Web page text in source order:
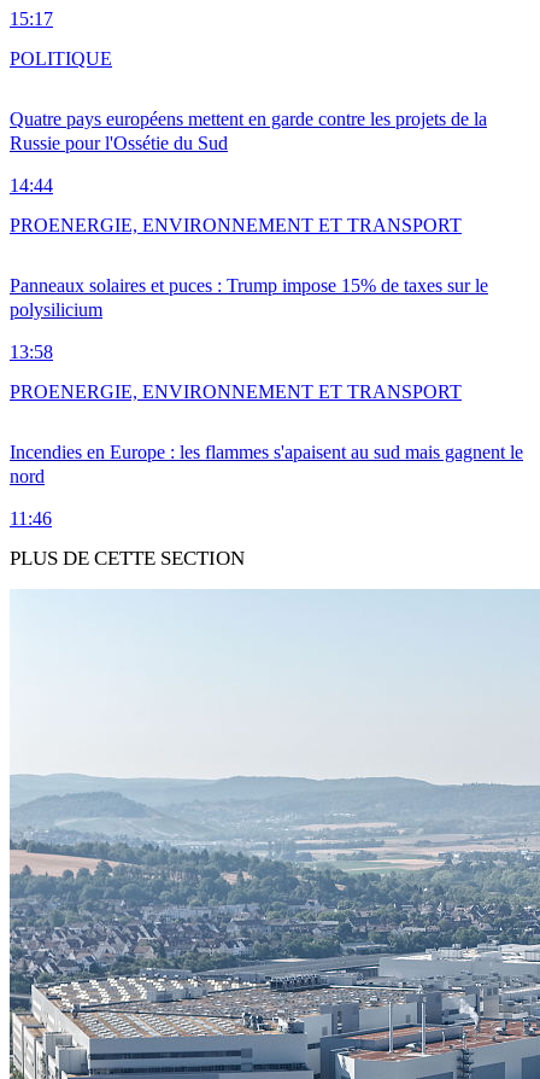
15:17
Quatre pays européens mettent en garde contre les projets de la
Russie pour l'Ossétie du Sud
14:44
POLITIQUE
Panneaux solaires et puces : Trump impose 15% de taxes sur le
polysilicium
13:58
PROENERGIE, ENVIRONNEMENT ET TRANSPORT
Incendies en Europe : les flammes s'apaisent au sud mais gagnent le
nord
11:46
PROENERGIE, ENVIRONNEMENT ET TRANSPORT
PLUS DE CETTE SECTION